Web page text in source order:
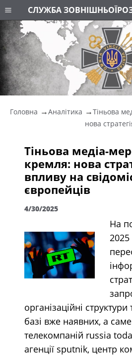
СЛУЖБА ЗОВНІШНЬОЇ
Головна Аналітика
Тіньова
нова
Тіньова медіа-
кремля: нова
впливу на
європейців
4/30/2025
На
2025
організаційні
базі вже наявних, а
телекомпаній russia
агенції sputnik, центр